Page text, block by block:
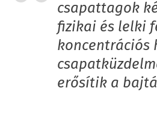
csapattagok
fizikai és lelki
koncentrációs
erősítik a